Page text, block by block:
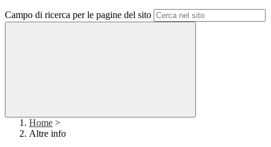
Campo di ricerca per le pagine del sito
Home >
Altre info